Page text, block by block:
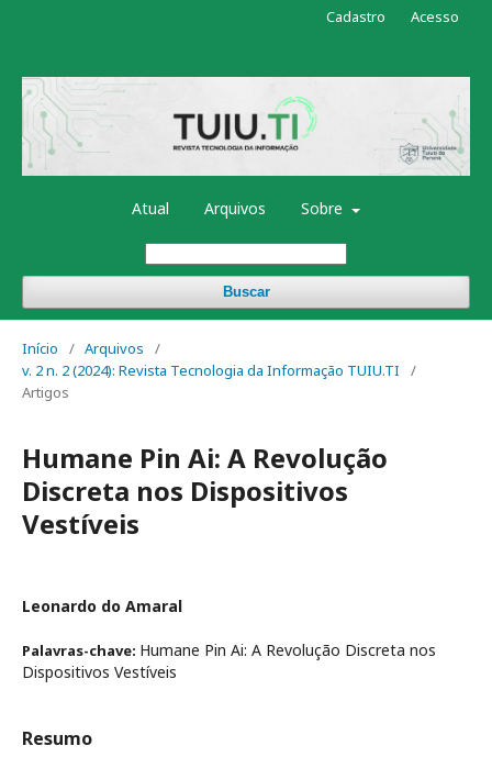
Atual Arquivos Sobre
Buscar
Cadastro Acesso
Início / Arquivos
/
v. 2 n. 2 (2024): Revista Tecnologia da Informação TUIU.TI
/
Artigos
Humane Pin Ai: A Revolução
Discreta nos Dispositivos
Vestíveis
Leonardo do Amaral
Palavras-chave: Humane Pin Ai: A Revolução Discreta nos
Dispositivos Vestíveis
Resumo